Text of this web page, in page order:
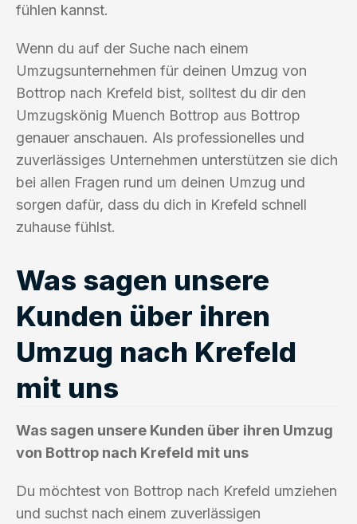
fühlen kannst.
Wenn du auf der Suche nach einem
Umzugsunternehmen für deinen Umzug von
Bottrop nach Krefeld bist, solltest du dir den
Umzugskönig Muench Bottrop aus Bottrop
genauer anschauen. Als professionelles und
zuverlässiges Unternehmen unterstützen sie dich
bei allen Fragen rund um deinen Umzug und
sorgen dafür, dass du dich in Krefeld schnell
zuhause fühlst.
Was sagen unsere
Kunden über ihren
Umzug nach Krefeld
mit uns
Was sagen unsere Kunden über ihren Umzug
von Bottrop nach Krefeld mit uns
Du möchtest von Bottrop nach Krefeld umziehen
und suchst nach einem zuverlässigen